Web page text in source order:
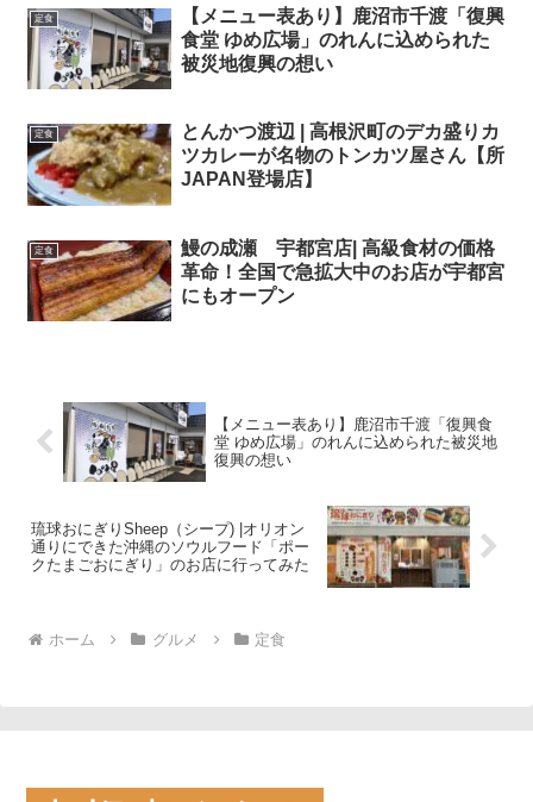
定食
【メニュー表あり】鹿沼市千渡「復興
食堂 ゆめ広場」のれんに込められた
被災地復興の想い
定食
とんかつ渡辺 | 高根沢町のデカ盛りカ
ツカレーが名物のトンカツ屋さん【所
JAPAN登場店】
定食
鰻の成瀬 宇都宮店| 高級食材の価格
革命！全国で急拡大中のお店が宇都宮
にもオープン
【メニュー表あり】鹿沼市千渡「復興食
堂 ゆめ広場」のれんに込められた被災地
復興の想い
琉球おにぎりSheep（シープ) |オリオン
通りにできた沖縄のソウルフード「ポー
クたまごおにぎり」のお店に行ってみた
ホーム グルメ 定食